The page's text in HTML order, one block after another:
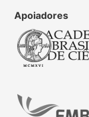
Apoiadores